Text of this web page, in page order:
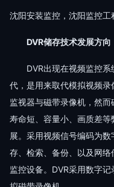
沈阳安装监控，沈阳监控
DVR储存技术发展方向
DVR出现在视频监控系
代，是用来取代模拟视频
监视器与磁带录像机，然
寿命短、容量小、画质差
展。采用视频信号编码为
存、检索、备份、以及网
监控设备。DVR采用数字